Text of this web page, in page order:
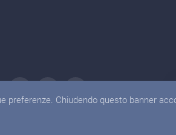
Chiudendo questo banner